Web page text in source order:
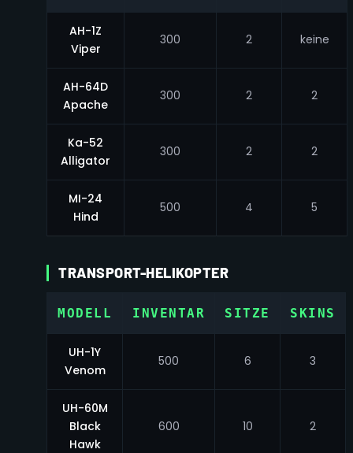
AH-1Z
Viper
300 2 keine
AH-64D
Apache
300 2 2
Ka-52
Alligator
300 2 2
MI-24
Hind
500 4 5
TRANSPORT-HELIKOPTER
MODELL INVENTAR SITZE SKINS
UH-1Y
Venom
500 6 3
UH-60M
Black
Hawk
600 10 2